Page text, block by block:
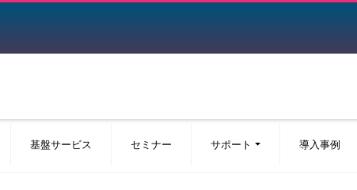
基盤サービス セミナー サポート 導入事例